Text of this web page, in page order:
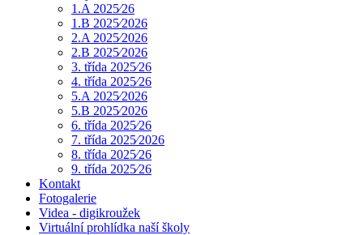
1.A 2025⁄26
1.B 2025⁄2026
2.A 2025⁄2026
2.B 2025⁄2026
3. třída 2025⁄26
4. třída 2025⁄26
5.A 2025⁄2026
5.B 2025⁄2026
6. třída 2025⁄26
7. třída 2025⁄2026
8. třída 2025⁄26
9. třída 2025⁄26
Kontakt
Fotogalerie
Videa - digikroužek
Virtuální prohlídka naší školy